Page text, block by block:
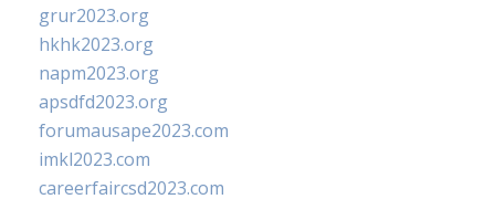
grur2023.org
hkhk2023.org
napm2023.org
apsdfd2023.org
forumausape2023.com
imkl2023.com
careerfaircsd2023.com